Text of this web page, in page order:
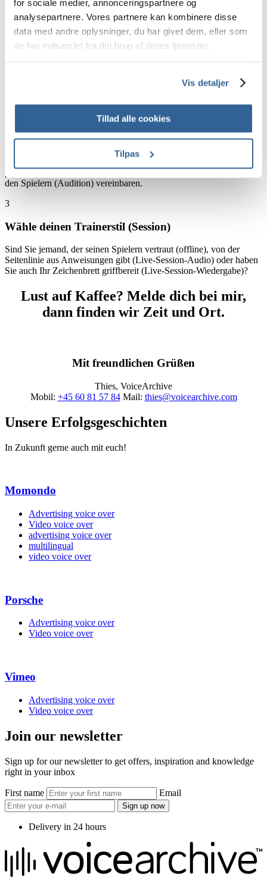
for sociale medier, annonceringspartnere og
analysepartnere. Vores partnere kan kombinere disse
data med andre oplysninger, du har givet dem, eller som
de har indsamlet fra din brug af deres tjenester.
Vis detaljer
Tillad alle cookies
Tilpas
Vollständige Strategiebesprechung
Analysiere jedes Detail, stell jede Frage, damit du den perfekten
Wählen Sie die perfekte Aufstellung (Scouting)
Wählen Sie die Spieler aus, die zum Gegner und zum Spielplan
passen. Wenn Sie sich nicht sicher sind, können Sie ein Testspiel mit
den Spielern (Audition) vereinbaren.
3
Wähle deinen Trainerstil (Session)
Sind Sie jemand, der seinen Spielern vertraut (offline), von der
Seitenlinie aus Anweisungen gibt (Live-Session-Audio) oder haben
Sie auch Ihr Zeichenbrett griffbereit (Live-Session-Wiedergabe)?
Lust auf Kaffee? Melde dich bei mir,
dann finden wir Zeit und Ort.
Mit freundlichen Grüßen
Thies, VoiceArchive
Mobil: +45 60 81 57 84Mail: thies@voicearchive.com
Unsere Erfolgsgeschichten
In Zukunft gerne auch mit euch!
Momondo
Advertising voice over
Video voice over
advertising voice over
multilingual
video voice over
Porsche
Advertising voice over
Video voice over
Vimeo
Advertising voice over
Video voice over
Join our newsletter
Sign up for our newsletter to get offers, inspiration and knowledge
right in your inbox
First name Email
Sign up now
Delivery in 24 hours